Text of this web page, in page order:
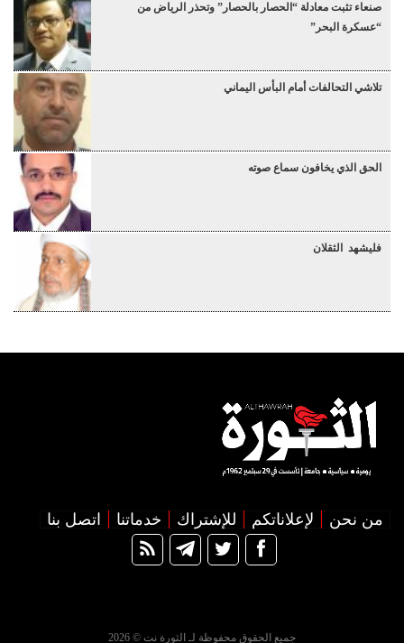
صنعاء تثبت معادلة “الحصار بالحصار” وتحذر الرياض من
“عسكرة البحر”
تلاشي التحالفات أمام البأس اليماني
الحق الذي يخافون سماع صوته
فليشهد الثقلان
من نحن لإعلاناتكم للإشتراك خدماتنا اتصل بنا
جميع الحقوق محفوظة لـ الثورة نت © 2026